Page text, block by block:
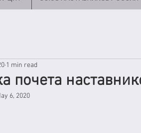
почета
1 min read
6, 2020